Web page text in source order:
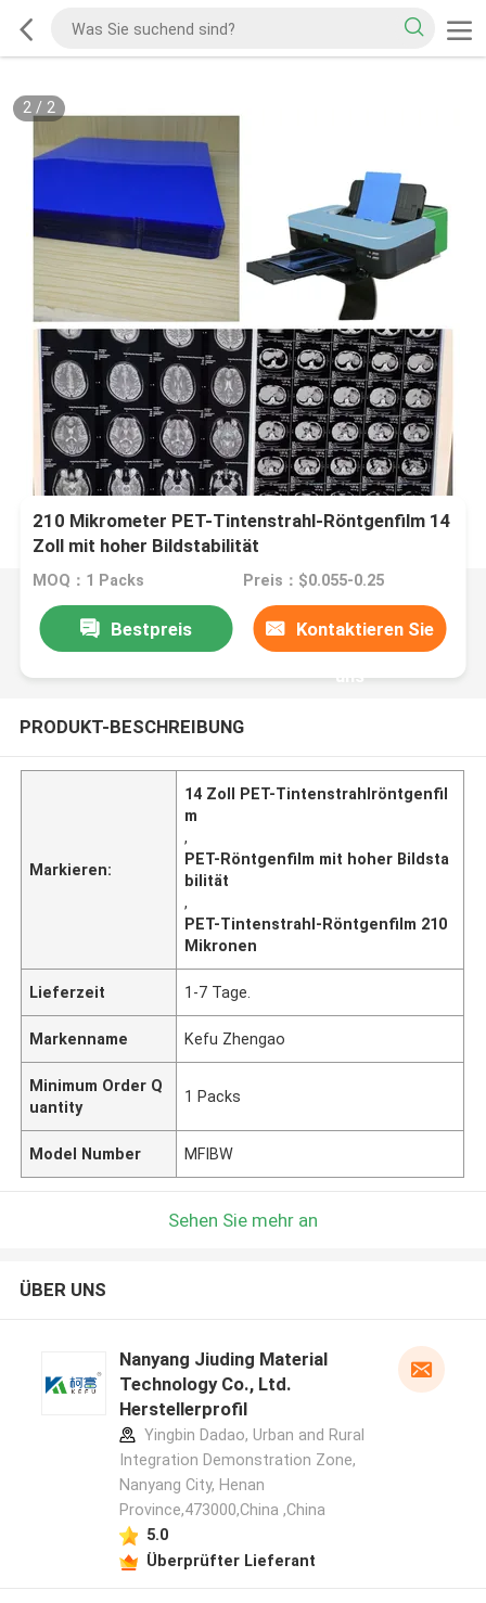
2/ 2
210 Mikrometer PET-Tintenstrahl-Röntgenfilm 14
Zoll mit hoher Bildstabilität
MOQ：1 Packs Preis：$0.055-0.25
Bestpreis Kontaktieren Sie
uns
PRODUKT-BESCHREIBUNG
Markieren:
14 Zoll PET-Tintenstrahlröntgenfil
m
,
PET-Röntgenfilm mit hoher Bildsta
bilität
,
PET-Tintenstrahl-Röntgenfilm 210
Mikronen
Lieferzeit 1-7 Tage.
Markenname Kefu Zhengao
Minimum Order Q
uantity
1 Packs
Model Number MFIBW
Sehen Sie mehr an
ÜBER UNS
Nanyang Jiuding Material
Technology Co., Ltd.
Herstellerprofil
Yingbin Dadao, Urban and Rural
Integration Demonstration Zone,
Nanyang City, Henan
Province,473000,China ,China
5.0
Überprüfter Lieferant